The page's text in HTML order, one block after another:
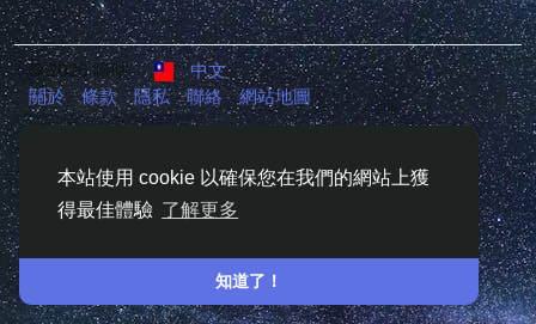
本站使用 cookie 以確保您在我們的網站上獲
得最佳體驗 了解更多
知道了！
© 2026 嘀咕
中文
關於 條款 隱私 聯絡 網站地圖